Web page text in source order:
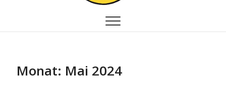
Monat: Mai 2024